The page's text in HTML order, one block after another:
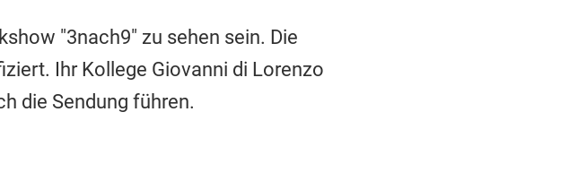
"3nach9" zu sehen sein. Die
Ihr Kollege Giovanni di Lorenzo
die Sendung führen.